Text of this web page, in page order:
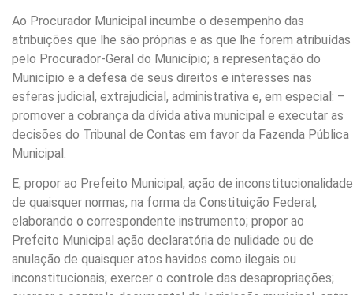
Ao Procurador Municipal incumbe o desempenho das
atribuições que lhe são próprias e as que lhe forem atribuídas
pelo Procurador-Geral do Município; a representação do
Município e a defesa de seus direitos e interesses nas
esferas judicial, extrajudicial, administrativa e, em especial: –
promover a cobrança da dívida ativa municipal e executar as
decisões do Tribunal de Contas em favor da Fazenda Pública
Municipal.
E, propor ao Prefeito Municipal, ação de inconstitucionalidade
de quaisquer normas, na forma da Constituição Federal,
elaborando o correspondente instrumento; propor ao
Prefeito Municipal ação declaratória de nulidade ou de
anulação de quaisquer atos havidos como ilegais ou
inconstitucionais; exercer o controle das desapropriações;